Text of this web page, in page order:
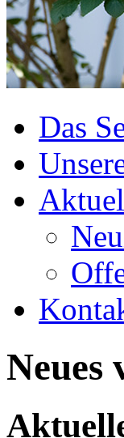
Das
Neues